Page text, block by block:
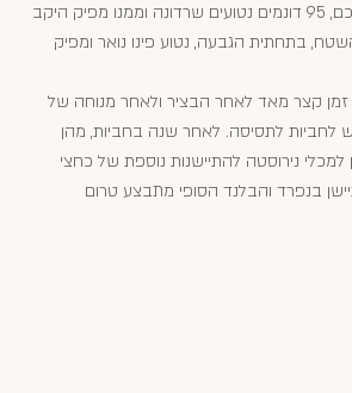
מורד גבעת קורטון. מתוכם, 95 דונמים נטועים שרדונה וממנו מפיק היקב
בתחתית הגבעה, נטוע פינו נואר ומפיק
זמן קצר מאד לאחר הבציר ולאחר מנוחה של
לחביות לתסיסה. לאחר שנה בחביות, מהן
למכלי נירוסטה להתיישנות נוספת של כחצי
בנפרד והבלנד הסופי מתבצע טרום